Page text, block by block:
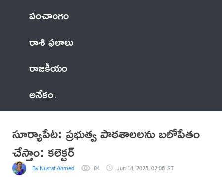
పంచాంగం
రాశి ఫలాలు
రాజకీయం
అనేకం
సూర్యాపేట: ప్రభుత్వ పాఠశాలలను బలోపేతం
చేస్తాం: కలెక్టర్
By Nusrat Ahmed 84 Jun 14, 2025, 02:06 IST